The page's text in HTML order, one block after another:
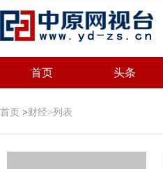
首页 头条
首页 >财经>列表